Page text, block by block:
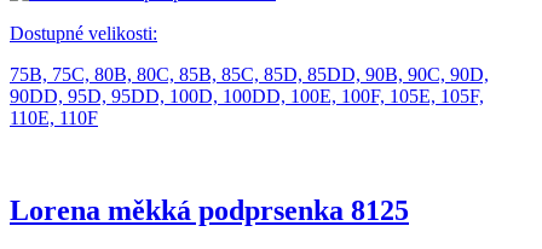
Dostupné velikosti:
75B, 75C, 80B, 80C, 85B, 85C, 85D, 85DD, 90B, 90C, 90D,
90DD, 95D, 95DD, 100D, 100DD, 100E, 100F, 105E, 105F,
110E, 110F
Lorena měkká podprsenka 8125